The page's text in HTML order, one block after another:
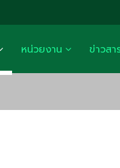
หน่วยงาน ข่าวสา